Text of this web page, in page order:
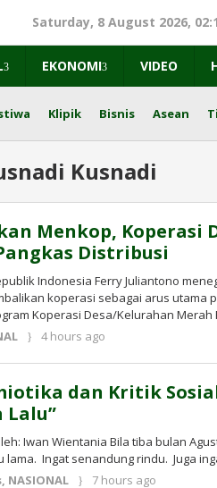
Saturday, 8 August 2026,
EKONOMI VIDEO
Klipik Bisnis Asean
Kusnadi
Menkop, Koperasi
Distribusi
Indonesia Ferry Juliantono
koperasi sebagai arus utama
Koperasi Desa/Kelurahan Merah
4 hours ago
Kusnadi
dan Kritik
Lalu”
Iwan Wientania Bila tiba bulan
lama. Ingat senandung rindu. Juga
, NASIONAL 7 hours ago